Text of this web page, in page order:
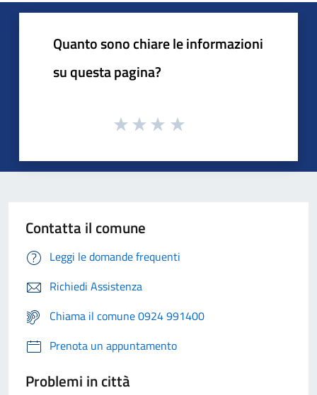
Quanto sono chiare le informazioni
su questa pagina?
Contatta il comune
Leggi le domande frequenti
Richiedi Assistenza
Chiama il comune 0924 991400
Prenota un appuntamento
Problemi in città